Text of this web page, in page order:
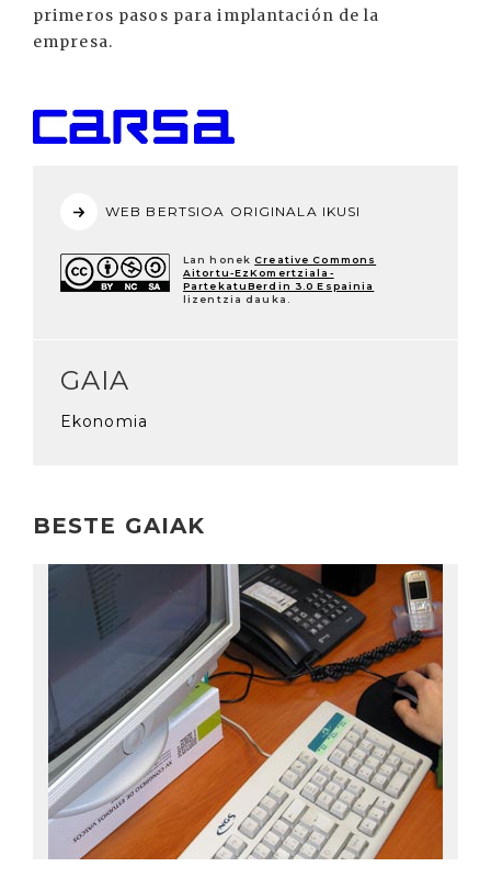
primeros pasos para implantación de la
empresa.
WEB BERTSIOA ORIGINALA IKUSI
Lan honek Creative Commons
Aitortu-EzKomertziala-
PartekatuBerdin 3.0 Espainia
lizentzia dauka.
GAIA
Ekonomia
BESTE GAIAK